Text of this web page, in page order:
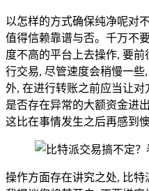
以怎样的方式确保纯净呢对
值得信赖靠谱与否。千万不
度不高的平台上去操作, 要
行交易, 尽管速度会稍慢一
外, 在进行转账之前应当让
是否存在异常的大额资金进
这比在事情发生之后再感到
操作方面存在讲究之处, 比特